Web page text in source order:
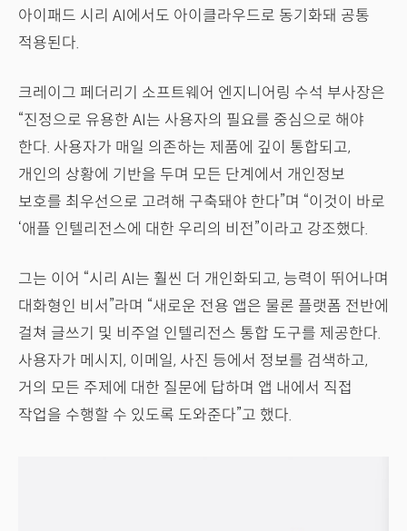
아이패드 시리 AI에서도 아이클라우드로 동기화돼 공통
적용된다.
크레이그 페더리기 소프트웨어 엔지니어링 수석 부사장은
“진정으로 유용한 AI는 사용자의 필요를 중심으로 해야
한다. 사용자가 매일 의존하는 제품에 깊이 통합되고,
개인의 상황에 기반을 두며 모든 단계에서 개인정보
보호를 최우선으로 고려해 구축돼야 한다”며 “이것이 바로
‘애플 인텔리전스에 대한 우리의 비전”이라고 강조했다.
그는 이어 “시리 AI는 훨씬 더 개인화되고, 능력이 뛰어나며
대화형인 비서”라며 “새로운 전용 앱은 물론 플랫폼 전반에
걸쳐 글쓰기 및 비주얼 인텔리전스 통합 도구를 제공한다.
사용자가 메시지, 이메일, 사진 등에서 정보를 검색하고,
거의 모든 주제에 대한 질문에 답하며 앱 내에서 직접
작업을 수행할 수 있도록 도와준다”고 했다.